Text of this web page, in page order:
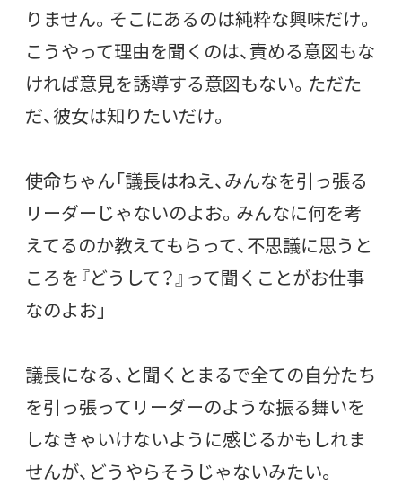
りません。そこにあるのは純粋な興味だけ。
こうやって理由を聞くのは、責める意図もな
ければ意見を誘導する意図もない。ただた
だ、彼女は知りたいだけ。
使命ちゃん「議長はねえ、みんなを引っ張る
リーダーじゃないのよお。みんなに何を考
えてるのか教えてもらって、不思議に思うと
ころを『どうして？』って聞くことがお仕事
なのよお」
議長になる、と聞くとまるで全ての自分たち
を引っ張ってリーダーのような振る舞いを
しなきゃいけないように感じるかもしれま
せんが、どうやらそうじゃないみたい。